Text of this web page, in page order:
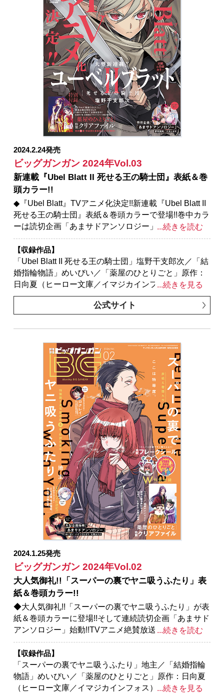
フ」原作：蝸牛くも(GA文庫/SBクリエイティブ刊)
作画：マツセダイチ キャラクター原案：神奈月昇／
「となりの猫と恋知らず」あきのこ／「モスクワ
2160」原作：蝸牛くも(GA文庫/SBクリエイティブ
刊) 作画：関根光太郎 キャラクター原案：神奈月昇
／「お伽の匣のレト」著者：三部けい 助言・協力：
一般社団法人 阿寒アイヌコンサルン／「俺より弱い
やつに会いに行く」押切蓮介／「獄卒クラーケン」原
作：タカヒロ 作画：戸流ケイ／「シノハユ」原作：
小林立 作画：五十嵐あぐり／「SHIORI
EXPERIENCE ジミなわたしとヘンなおじさん」長田
悠幸 町田一八／「スター・ウォーズ：マンダロリア
ン」監修：ルーカスフィルム 原案：ウォルト・ディ
ズニー・カンパニー 漫画：大沢祐輔／「千剣の魔術
師と呼ばれた剣士」原作：高光晶（角川スニーカー文
庫／KADOKAWA刊） キャラクター原案：Gilse 作
画：黒須恵麻
2024.2.24発売
ビッグガンガン 2024年Vol.03
新連載『Ubel Blatt II 死せる王の騎士団』表紙＆巻
頭カラー!!
◆『Ubel Blatt』TVアニメ化決定!!新連載『Ubel Blatt II
死せる王の騎士団』表紙＆巻頭カラーで登場!!巻中カラ
ーは読切企画「あまサドアンソロジー」第２弾ピンナ
ップに加え、マンガUP!の人気作『異世界賢者の転生
無双 ～ゲームの知識で異世界最強～』が出張掲載!!
※紙で発行した雑誌と、掲載内容が一部異なる場合が
ございます。特別付録はついておりません。またプレ
ゼント、アンケートなどへの応募はできません。
※表紙は紙で発行した雑誌と同一のものです。
...続きを読む
【収録作品】
「Ubel Blatt II 死せる王の騎士団」塩野干支郎次／「結
婚指輪物語」めいびい／「薬屋のひとりごと」原作：
日向夏（ヒーロー文庫／イマジカインフォス） 作
画：ねこクラゲ 構成：七緒一綺 キャラクター原
案：しのとうこ／「俺より弱いやつに会いに行く」押
課活動記-」地主／「スーパーの裏でヤニ吸うふたり」
地主／「スパルタ先輩の甘いケア」小丸ひかり／「お
伽の匣のレト」著者：三部けい 助言・協力：一般社
団法人 阿寒アイヌコンサルン／「ここは俺に任せて
先に行けと言ってから10年がたったら伝説になってい
た。」原作：えぞぎんぎつね（GAノベル／SBクリエ
イティブ刊） 漫画：阿倍野ちゃこ ネーム構成：天
王寺きつね キャラクターデザイン：DeeCHA／
「SHIORI EXPERIENCE ジミなわたしとヘンなおじさ
ん」長田悠幸 町田一八／「異世界賢者の転生無双 ～
ゲームの知識で異世界最強～」原作：進行諸島（GAノ
ベル／ＳＢクリエイティブ刊） 作画：三十三十 キ
ャラクター原案：柴乃櫂人／「BADON」オノ・ナツメ
／「獄卒クラーケン」原作：タカヒロ 作画：戸流ケ
イ／「ハイスコアガール DASH」押切蓮介／「怜-
Toki-」原案：小林立 漫画：めきめき／「シノハユ」
原作：小林立 作画：五十嵐あぐり／「千剣の魔術師
と呼ばれた剣士」原作：高光晶（角川スニーカー文庫
／KADOKAWA刊） キャラクター原案：Gilse 作
画：黒須恵麻／「君に二度目のさよならを。」原作：
タナカトモ 作画：蛸川蛸丸
...続きを見る
公式サイト
2024.1.25発売
ビッグガンガン 2024年Vol.02
大人気御礼!!「スーパーの裏でヤニ吸うふたり」表
紙＆巻頭カラー!!
◆大人気御礼!!「スーパーの裏でヤニ吸うふたり」が表
紙＆巻頭カラーに登場!!そして連続読切企画「あまサド
アンソロジー」始動!!TVアニメ絶賛放送中「結婚指輪
物語」のめいびいが描くカラーピンナップの他、超豪
華作家陣が贈る“女性に優しく責められる”読切２作品が
掲載!!
※紙で発行した雑誌と、掲載内容が一部異なる場合が
ございます。特別付録はついておりません。またプレ
...続きを読む
【収録作品】
「スーパーの裏でヤニ吸うふたり」地主／「結婚指輪
物語」めいびい／「薬屋のひとりごと」原作：日向夏
（ヒーロー文庫／イマジカインフォス） 作画：ねこ
...続きを見る